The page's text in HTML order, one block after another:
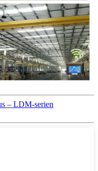
– LDM-serien